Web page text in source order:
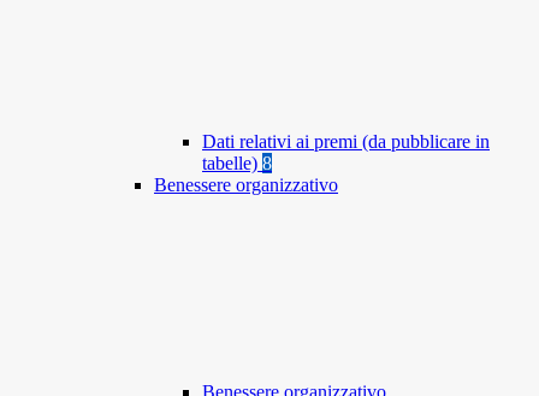
Dati relativi ai premi (da pubblicare in
tabelle) 8
Benessere organizzativo